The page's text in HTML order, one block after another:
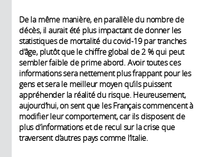
De la même manière, en parallèle du nombre de
décès, il aurait été plus impactant de donner les
statistiques de mortalité du covid-19 par tranches
d’âge, plutôt que le chiffre global de 2 % qui peut
sembler faible de prime abord. Avoir toutes ces
informations sera nettement plus frappant pour les
gens et sera le meilleur moyen qu’ils puissent
appréhender la réalité du risque. Heureusement,
aujourd’hui, on sent que les Français commencent à
modifier leur comportement, car ils disposent de
plus d’informations et de recul sur la crise que
traversent d’autres pays comme l’Italie.